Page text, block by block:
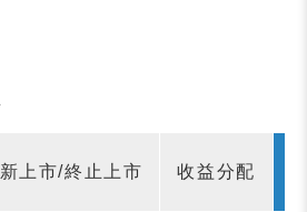
新上市/終止上市 收益分配